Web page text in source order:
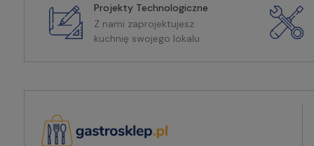
Projekty Technologiczne
Z nami zaprojektujesz
kuchnię swojego lokalu